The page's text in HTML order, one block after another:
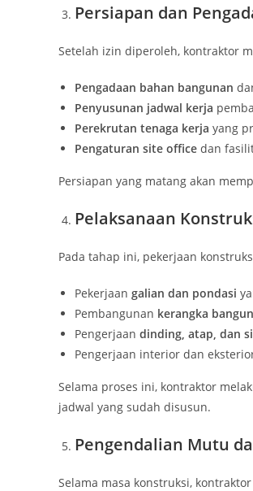
Persiapan dan
Setelah izin diperoleh, kontraktor
Pengadaan bahan bangunan
Penyusunan jadwal kerja
Perekrutan tenaga kerja yang
Pengaturan site office dan
Persiapan yang matang akan
Pelaksanaan
Pada tahap ini, pekerjaan
Pekerjaan galian dan pondasi
Pembangunan kerangka
Pengerjaan dinding, atap, dan
Pengerjaan interior dan
Selama proses ini, kontraktor
jadwal yang sudah disusun.
Pengendalian Mutu
Selama masa konstruksi,